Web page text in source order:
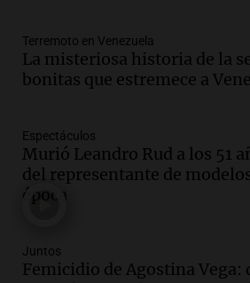
Episodios
Audio.Fieles celebran a
Episodios
Audio.Día Internacional
mitos, secretos y el
Episodios
Terremoto en Venezuela
La misteriosa historia de la
bonitas que estremece a
Espectáculos
Murió Leandro Rud a los 51
del representante de
época
Juntos
Femicidio de Agostina Vega: